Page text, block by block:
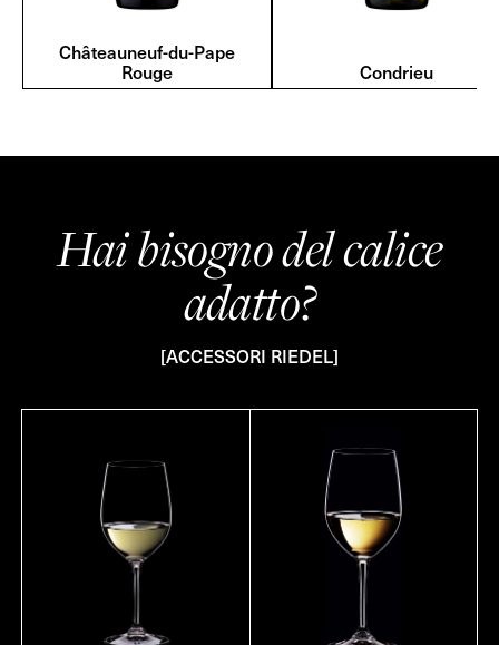
Châteauneuf-du-Pape
Rouge Condrieu
Hai bisogno del calice
adatto?
[ACCESSORI RIEDEL]